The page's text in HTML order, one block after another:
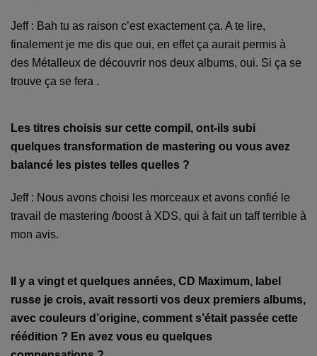
Jeff : Bah tu as raison c’est exactement ça. A te lire,
finalement je me dis que oui, en effet ça aurait permis à
des Métalleux de découvrir nos deux albums, oui. Si ça se
trouve ça se fera .
Les titres choisis sur cette compil, ont-ils subi
quelques transformation de mastering ou vous avez
balancé les pistes telles quelles ?
Jeff : Nous avons choisi les morceaux et avons confié le
travail de mastering /boost à XDS, qui à fait un taff terrible à
mon avis.
Il y a vingt et quelques années, CD Maximum, label
russe je crois, avait ressorti vos deux premiers albums,
avec couleurs d’origine, comment s’était passée cette
réédition ? En avez vous eu quelques